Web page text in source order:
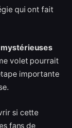
qui ont fait
volet pourrait
importante
si cette
fans de